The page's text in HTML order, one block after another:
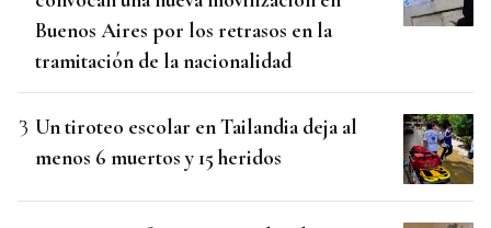
Buenos Aires por los retrasos en la
tramitación de la nacionalidad
Un tiroteo escolar en Tailandia deja al
menos 6 muertos y 15 heridos